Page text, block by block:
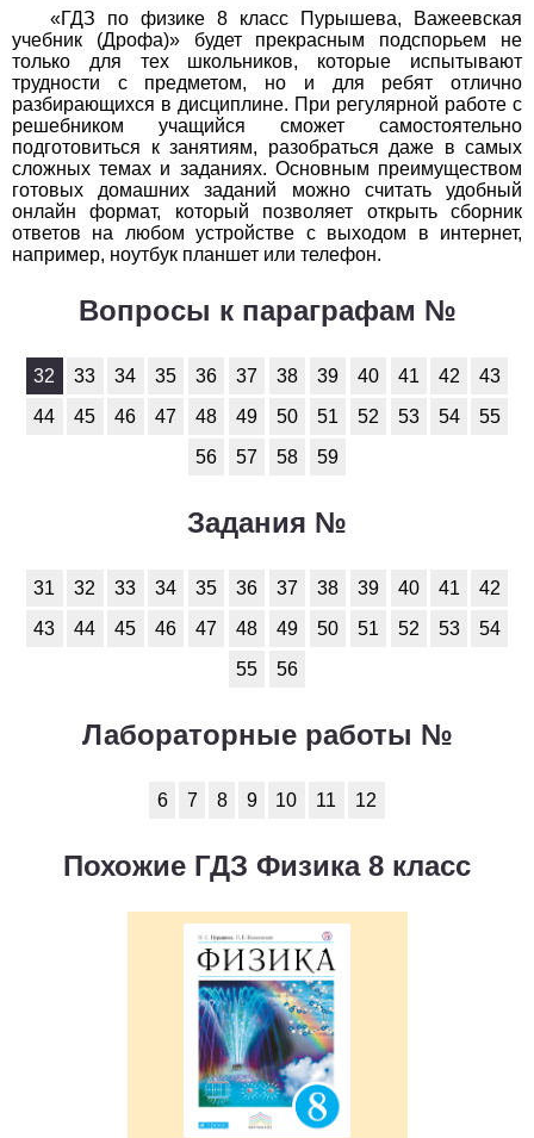
Химия
1
3 4 5 6 7 8 9 10
11
Черчение
1
2 3 4 5 6 7 8 9 10
11
Экология
1
2 3 4 5 6 7 8 9
Экономика
1
2 3 4 5 6 7 8 10 11
«ГДЗ по физике 8 класс Пурышева, Важеевская
учебник (Дрофа)» будет прекрасным подспорьем не
только для тех школьников, которые испытывают
трудности с предметом, но и для ребят отлично
разбирающихся в дисциплине. При регулярной работе с
решебником учащийся сможет самостоятельно
подготовиться к занятиям, разобраться даже в самых
сложных темах и заданиях. Основным преимуществом
готовых домашних заданий можно считать удобный
онлайн формат, который позволяет открыть сборник
ответов на любом устройстве с выходом в интернет,
например, ноутбук планшет или телефон.
Вопросы к параграфам №
32 33 34 35 36 37 38 39 40 41 42
43
44
45 46 47 48 49 50 51 52 53 54
55
56
57 58 59
Задания №
31 32 33 34 35 36 37 38 39 40 41
42
43
44 45 46 47 48 49 50 51 52 53
54
55
56
Лабораторные работы №
6 7 8 9 10 11 12
Похожие ГДЗ Физика 8 класс